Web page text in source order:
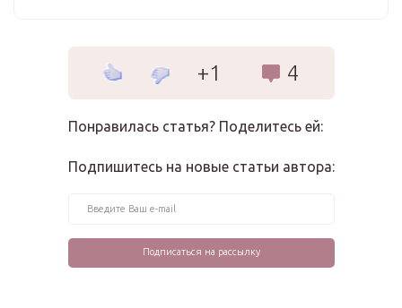
+1 4
Понравилась статья? Поделитесь ей:
Подпишитесь на новые статьи автора: